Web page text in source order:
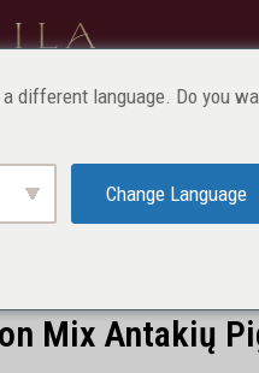
MAKIAŽAS
rinkiniai
Mix Antakių
different language. Do you
Change Language